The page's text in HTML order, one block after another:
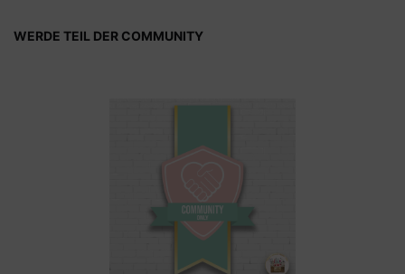
WERDE TEIL DER COMMUNITY